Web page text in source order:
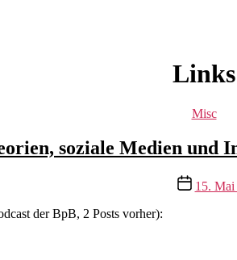
Links
Misc
soziale Medien und
15. Mai
der BpB, 2 Posts vorher):